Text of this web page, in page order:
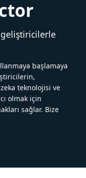
geliştiricilerle
başlamaya
teknolojisi ve
olmak için
sağlar. Bize